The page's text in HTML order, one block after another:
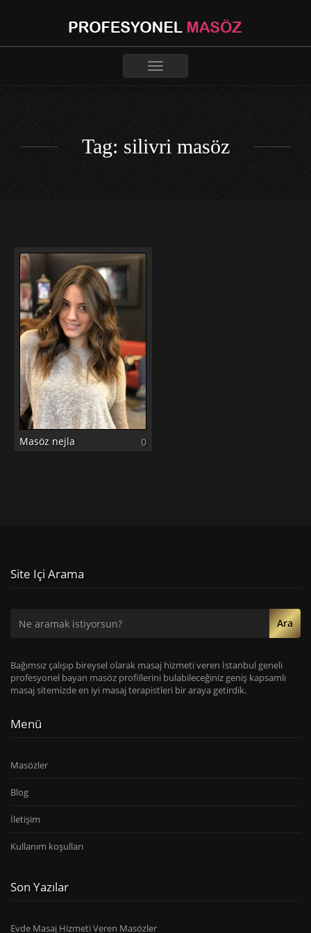
Toggle
Tag: silivri masöz
Masöz nejla 0
Site Içi Arama
Ara
Bağımsız çalışıp bireysel olarak masaj hizmeti veren İstanbul geneli
profesyonel bayan masöz profillerini bulabileceğiniz geniş kapsamlı
masaj sitemizde en iyi masaj terapistleri bir araya getirdik.
Menü
Masözler
Blog
İletişim
Kullanım koşulları
Son Yazılar
Evde Masaj Hizmeti Veren Masözler